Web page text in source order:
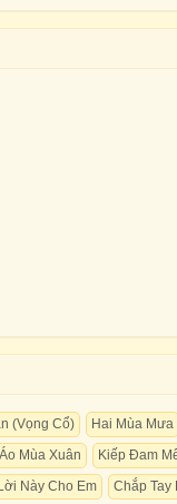
(Vọng Cổ) Hai Mùa Mưa
Mùa Xuân Kiếp Đam
Này Cho Em
Chắp Tay